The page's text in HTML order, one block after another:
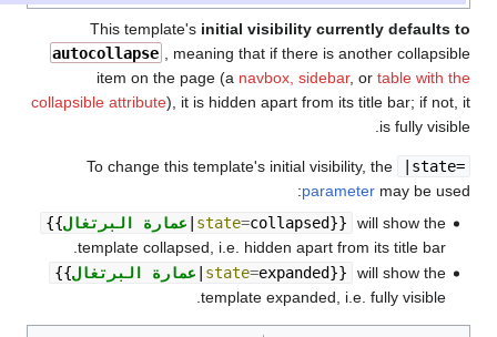
This template'sinitial visibility currently
autocollapse , meaning that if there is another
item on the page (anavbox, sidebar, ortable
collapsible attribute), it is hidden apart from its title
is
To change this template's initial visibility, the
parametermay
{{ عمارة البرتغال| state=collapsed}} will
template collapsed, i.e. hidden apart from its
{{ عمارة البرتغال|state=expanded}} will
template expanded, i.e. fully